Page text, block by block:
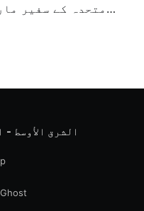
متحدہ کے سفیر
ثالثی اور اس
الشرق الأوسط